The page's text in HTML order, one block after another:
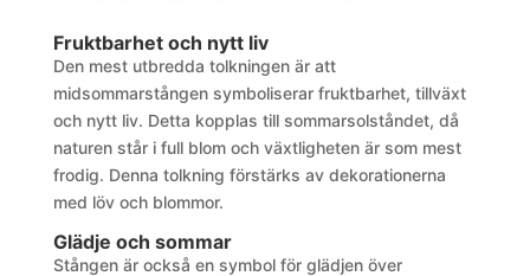
Fruktbarhet och nytt liv
Den mest utbredda tolkningen är att
midsommarstången symboliserar fruktbarhet, tillväxt
och nytt liv. Detta kopplas till sommarsolståndet, då
naturen står i full blom och växtligheten är som mest
frodig. Denna tolkning förstärks av dekorationerna
med löv och blommor.
Glädje och sommar
Stången är också en symbol för glädjen över